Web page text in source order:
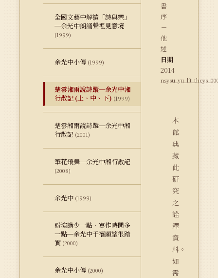
全國文藝中解讀「詩與樂」
─余光中朗誦聲裡見意境
(1999)
余光中小傳 (1999)
楚雲湘雨說詩蹤─余光中湘
行散記 (上、中、下) (1999)
楚雲湘雨說詩蹤─余光中湘
行散記 (2001)
筆花飛舞─余光中湘行散記
(2008)
余光中 (1999)
盼演講少一點‧寫作時間多
一點─余光中千禧願望很踏
實 (2000)
余光中小傳 (2000)
書
序
－
他
述
日期
2014
本
館
典
藏
此
研
究
之
詮
釋
資
料。
如
需